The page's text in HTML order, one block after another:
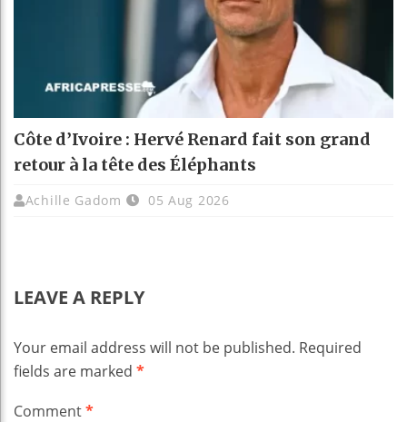
Côte d’Ivoire : Hervé Renard fait son grand
retour à la tête des Éléphants
Achille Gadom 05 Aug 2026
LEAVE A REPLY
Your email address will not be published. Required
fields are marked *
Comment*